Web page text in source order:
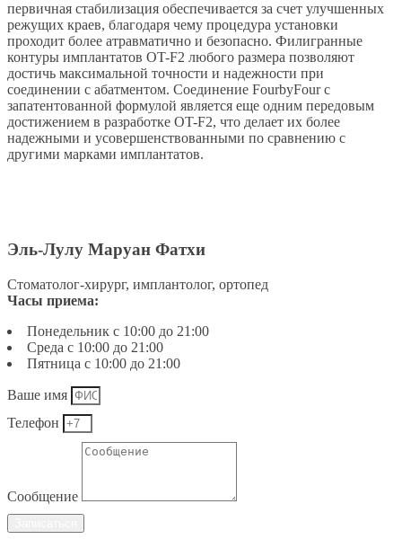
первичная стабилизация обеспечивается за счет улучшенных
режущих краев, благодаря чему процедура установки
проходит более атравматично и безопасно. Филигранные
контуры имплантатов OT-F2 любого размера позволяют
достичь максимальной точности и надежности при
соединении с абатментом. Соединение FourbyFour с
запатентованной формулой является еще одним передовым
достижением в разработке OT-F2, что делает их более
надежными и усовершенствованными по сравнению с
другими марками имплантатов.
Эль-Лулу Маруан Фатхи
Стоматолог-хирург, имплантолог, ортопед
Часы приема:
Понедельник с 10:00 до 21:00
Среда с 10:00 до 21:00
Пятница с 10:00 до 21:00
Ваше имя
Телефон
Сообщение